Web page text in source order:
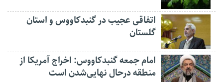
اتفاقی عجیب در‌ گنبدکاووس و استان
گلستان
امام جمعه گنبدکاووس: اخراج آمریکا از
منطقه درحال نهایی‌شدن است